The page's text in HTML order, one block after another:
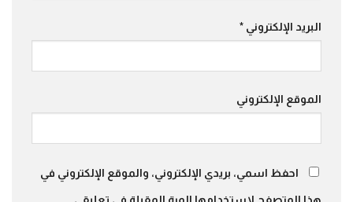
البريد الإلكتروني *
الموقع الإلكتروني
احفظ اسمي، بريدي الإلكتروني، والموقع الإلكتروني في